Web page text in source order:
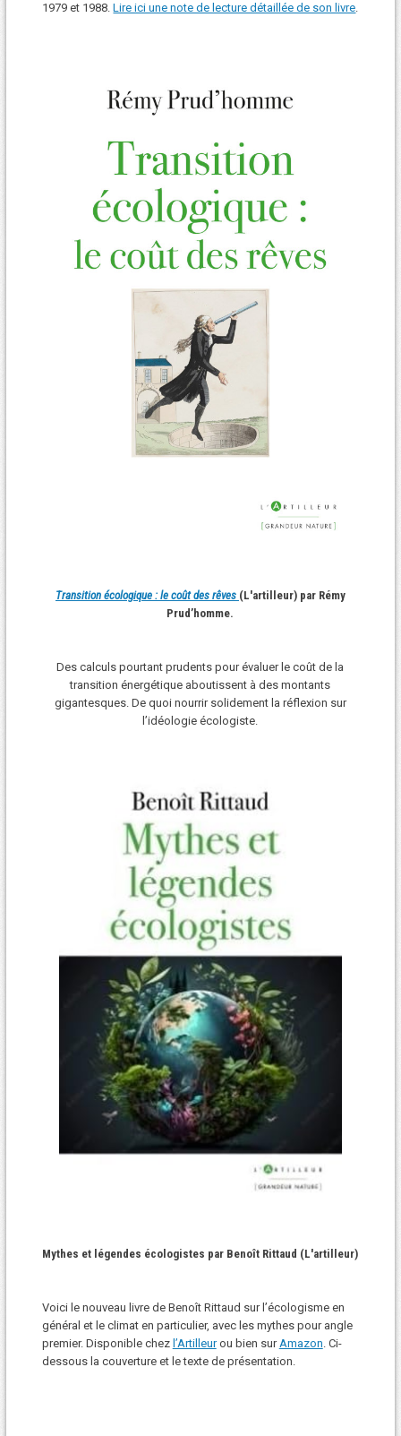
1979 et 1988.Lire ici une note de lecture détaillée de son livre.
Transition écologique : le coût des rêves (L'artilleur) par Rémy
Prud’homme.
Des calculs pourtant prudents pour évaluer le coût de la
transition énergétique aboutissent à des montants
gigantesques. De quoi nourrir solidement la réflexion sur
l’idéologie écologiste.
Mythes et légendes écologistes par Benoît Rittaud (L'artilleur)
Voici le nouveau livre de Benoît Rittaud sur l’écologisme en
général et le climat en particulier, avec les mythes pour angle
premier. Disponible chez l’Artilleurou bien surAmazon. Ci-
dessous la couverture et le texte de présentation.